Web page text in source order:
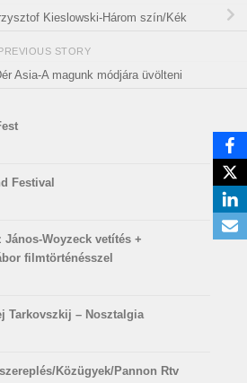
Kieslowski-Három szín/Kék
STORY
Asia-A magunk módjára üvölteni
Festival
Woyzeck vetítés +
filmtörténésszel
Tarkovszkij – Nosztalgia
Közügyek/Pannon Rtv